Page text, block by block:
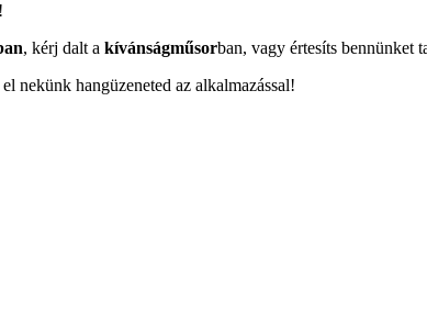
, kérj dalt a kívánságműsorban, vagy értesíts bennünket
nekünk hangüzeneted az alkalmazással!